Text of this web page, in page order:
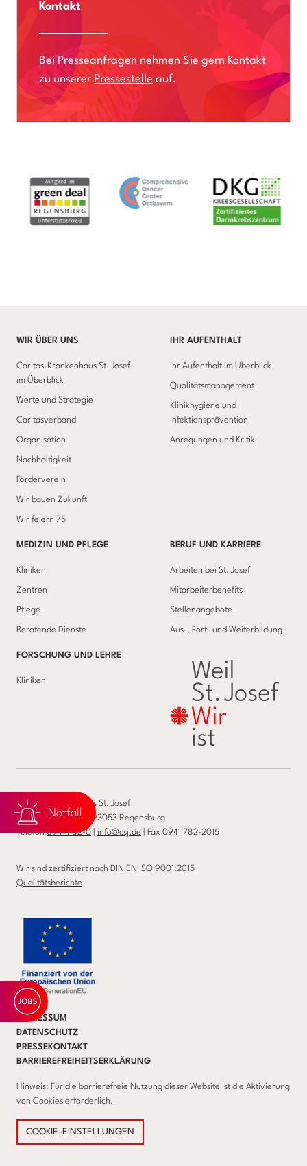
Kontakt
Bei Presseanfragen nehmen Sie gern Kontakt
zu unserer Pressestelle auf.
WIR ÜBER UNS
Caritas-Krankenhaus St. Josef
im Überblick
Werte und Strategie
Caritasverband
Organisation
Nachhaltigkeit
Förderverein
Wir bauen Zukunft
Wir feiern 75
IHR AUFENTHALT
Ihr Aufenthalt im Überblick
Qualitätsmanagement
Klinikhygiene und
Infektionsprävention
Anregungen und Kritik
MEDIZIN UND PFLEGE
Kliniken
Zentren
Pflege
Beratende Dienste
BERUF UND KARRIERE
Arbeiten bei St. Josef
Mitarbeiterbenefits
Stellenangebote
Aus-, Fort- und Weiterbildung
FORSCHUNG UND LEHRE
Kliniken
Caritas-Krankenhaus St. Josef
Landshuter Str. 65, 93053 Regensburg
Telefon0941 782-0 info@csj.de | Fax 0941 782-2015
Wir sind zertifiziert nach DIN EN ISO 9001:2015
Qualitätsberichte
IMPRESSUM
DATENSCHUTZ
PRESSEKONTAKT
BARRIEREFREIHEITSERKLÄRUNG
Hinweis: Für die barrierefreie Nutzung dieser Website ist die Aktivierung
von Cookies erforderlich.
COOKIE-EINSTELLUNGEN
Notfall